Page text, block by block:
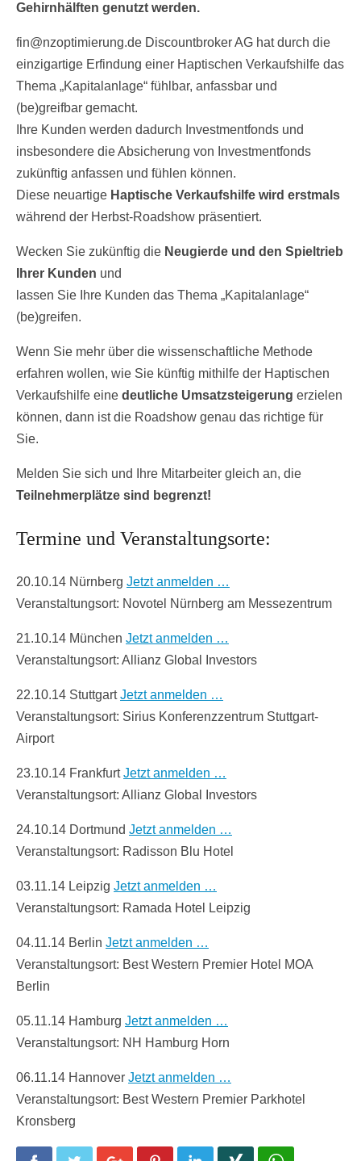
Gehirnhälften genutzt werden.
fin@nzoptimierung.de Discountbroker AG hat durch die
einzigartige Erfindung einer Haptischen Verkaufshilfe das
Thema „Kapitalanlage“ fühlbar, anfassbar und
(be)greifbar gemacht.
Ihre Kunden werden dadurch Investmentfonds und
insbesondere die Absicherung von Investmentfonds
zukünftig anfassen und fühlen können.
Diese neuartige Haptische Verkaufshilfe wird erstmals
während der Herbst-Roadshow präsentiert.
Wecken Sie zukünftig die Neugierde und den Spieltrieb
Ihrer Kunden und
lassen Sie Ihre Kunden das Thema „Kapitalanlage“
(be)greifen.
Wenn Sie mehr über die wissenschaftliche Methode
erfahren wollen, wie Sie künftig mithilfe der Haptischen
Verkaufshilfe eine deutliche Umsatzsteigerung erzielen
können, dann ist die Roadshow genau das richtige für
Sie.
Melden Sie sich und Ihre Mitarbeiter gleich an, die
Teilnehmerplätze sind begrenzt!
Termine und Veranstaltungsorte:
20.10.14 Nürnberg Jetzt anmelden …
Veranstaltungsort: Novotel Nürnberg am Messezentrum
21.10.14 München Jetzt anmelden …
Veranstaltungsort: Allianz Global Investors
22.10.14 StuttgartJetzt anmelden …
Veranstaltungsort: Sirius Konferenzzentrum Stuttgart-
Airport
23.10.14 FrankfurtJetzt anmelden …
Veranstaltungsort: Allianz Global Investors
24.10.14 Dortmund Jetzt anmelden …
Veranstaltungsort: Radisson Blu Hotel
03.11.14 Leipzig Jetzt anmelden …
Veranstaltungsort: Ramada Hotel Leipzig
04.11.14 Berlin Jetzt anmelden …
Veranstaltungsort: Best Western Premier Hotel MOA
Berlin
05.11.14 Hamburg Jetzt anmelden …
Veranstaltungsort: NH Hamburg Horn
06.11.14 Hannover Jetzt anmelden …
Veranstaltungsort: Best Western Premier Parkhotel
Kronsberg